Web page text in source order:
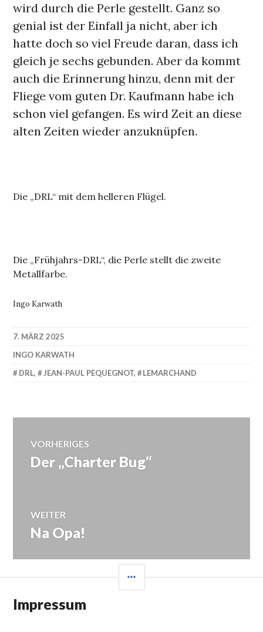
wird durch die Perle gestellt. Ganz so
genial ist der Einfall ja nicht, aber ich
hatte doch so viel Freude daran, dass ich
gleich je sechs gebunden. Aber da kommt
auch die Erinnerung hinzu, denn mit der
Fliege vom guten Dr. Kaufmann habe ich
schon viel gefangen. Es wird Zeit an diese
alten Zeiten wieder anzuknüpfen.
Die „DRL“ mit dem helleren Flügel.
Die „Frühjahrs-DRL“, die Perle stellt die zweite
Metallfarbe.
Ingo Karwath
7. MÄRZ 2025
INGO KARWATH
DRL, JEAN-PAUL PEQUEGNOT, LEMARCHAND
Beitragsnavigation
VORHERIGES
Vorheriger
Beitrag:
Der „Charter Bug“
WEITER
Nächster
Beitrag:
Na Opa!
Impressum